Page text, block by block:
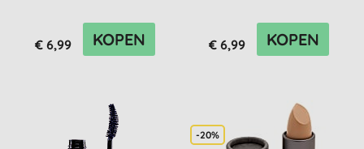
€ 6,99 KOPEN € 6,99 KOPEN
-20%